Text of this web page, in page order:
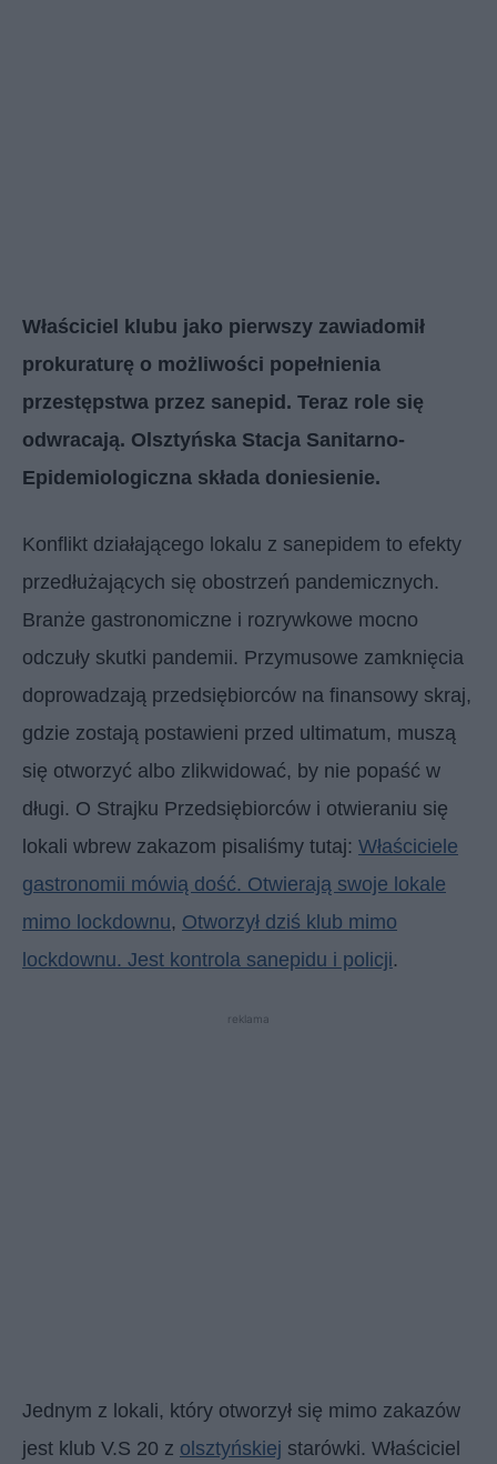
Właściciel klubu jako pierwszy zawiadomił
prokuraturę o możliwości popełnienia
przestępstwa przez sanepid. Teraz role się
odwracają. Olsztyńska Stacja Sanitarno-
Epidemiologiczna składa doniesienie.
Konflikt działającego lokalu z sanepidem to efekty
przedłużających się obostrzeń pandemicznych.
Branże gastronomiczne i rozrywkowe mocno
odczuły skutki pandemii. Przymusowe zamknięcia
doprowadzają przedsiębiorców na finansowy skraj,
gdzie zostają postawieni przed ultimatum, muszą
się otworzyć albo zlikwidować, by nie popaść w
długi. O Strajku Przedsiębiorców i otwieraniu się
lokali wbrew zakazom pisaliśmy tutaj: Właściciele
gastronomii mówią dość. Otwierają swoje lokale
mimo lockdownu, Otworzył dziś klub mimo
lockdownu. Jest kontrola sanepidu i policji.
reklama
Jednym z lokali, który otworzył się mimo zakazów
jest klub V.S 20 z olsztyńskiej starówki. Właściciel